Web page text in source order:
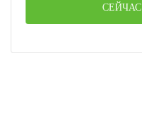
СЕЙЧАС